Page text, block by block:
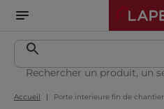
Accueil Porte interieure fin de chantier